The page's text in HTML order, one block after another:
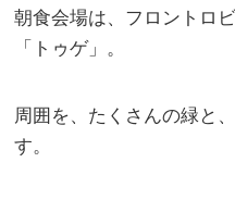
朝食会場は、フロントロ
「トゥゲ」。
周囲を、たくさんの緑と
す。